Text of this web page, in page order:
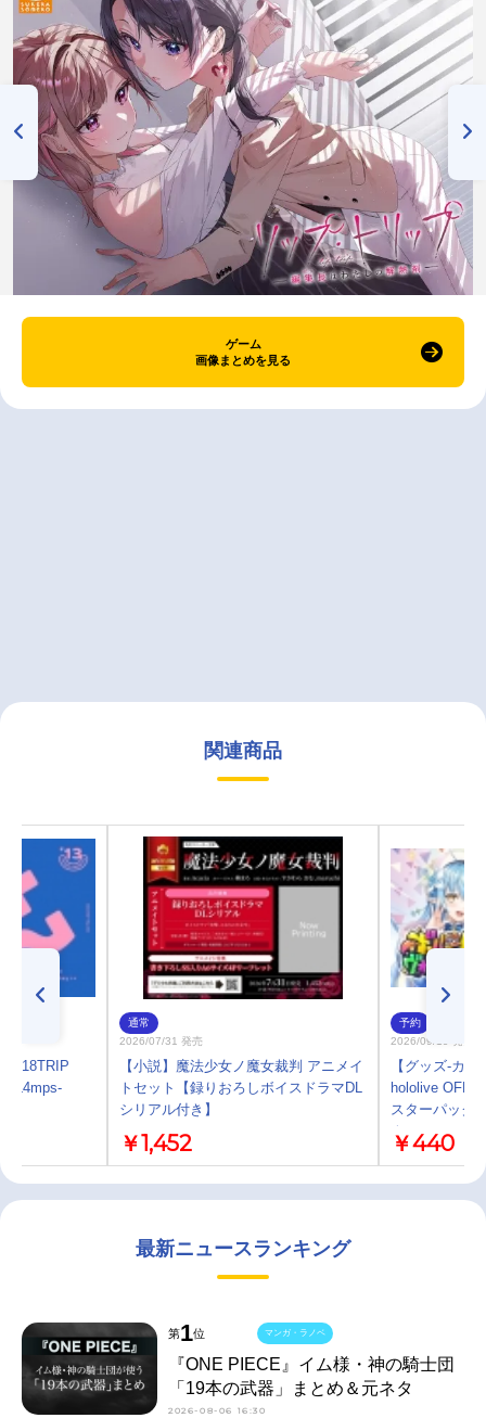
ゲーム
画像まとめを見る
関連商品
18TRIP
-L4mps-
通常
2026/07/31 発売
【小説】魔法少女ノ魔女裁判 アニメイ
トセット【録りおろしボイスドラマDL
シリアル付き】
￥1,452
予約
2026/09/19 発売
【グッズ-カ
hololive
スターパック
クス」
￥440
最新ニュースランキング
第1位
『ONE PIECE』イム様・神の騎士団
「19本の武器」まとめ＆元ネタ
2026-08-06 16:30
マンガ・ラノベ